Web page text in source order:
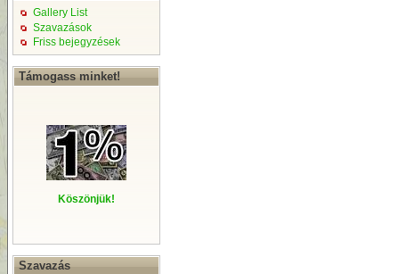
Gallery List
Szavazások
Friss bejegyzések
Támogass minket!
Köszönjük!
Szavazás